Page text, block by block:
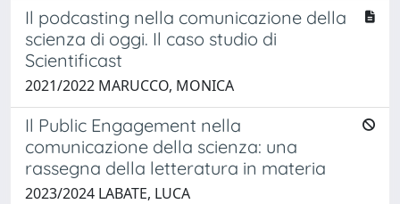
Il podcasting nella comunicazione della
scienza di oggi. Il caso studio di
Scientificast
2021/2022 MARUCCO, MONICA
Il Public Engagement nella
comunicazione della scienza: una
rassegna della letteratura in materia
2023/2024 LABATE, LUCA